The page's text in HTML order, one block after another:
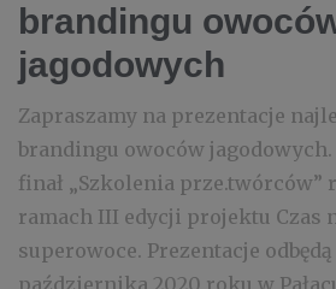
brandingu
jagodowych
Zapraszamy na prezentacje
brandingu owoców jagodowych.
finał „Szkolenia prze.twórców”
ramach III edycji projektu Czas
superowoce. Prezentacje odbędą
października 2020 roku w